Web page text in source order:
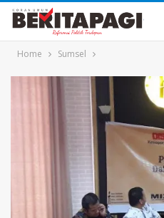
Home Sumsel